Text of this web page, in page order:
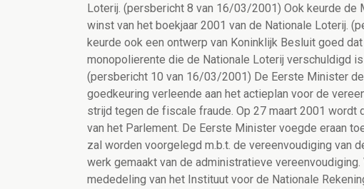
Loterij. (persbericht 8 van 16/03/2001) Ook keurde
winst van het boekjaar 2001 van de Nationale Loterij.
keurde ook een ontwerp van Koninklijk Besluit goed
monopolierente die de Nationale Loterij verschuldigd
(persbericht 10 van 16/03/2001) De Eerste Minister
goedkeuring verleende aan het actieplan voor de
strijd tegen de fiscale fraude. Op 27 maart 2001
van het Parlement. De Eerste Minister voegde eraan
zal worden voorgelegd m.b.t. de vereenvoudiging van
werk gemaakt van de administratieve
mededeling van het Instituut voor de Nationale